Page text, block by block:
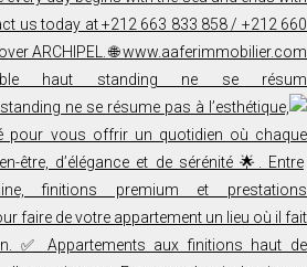
haut standing ne se résum